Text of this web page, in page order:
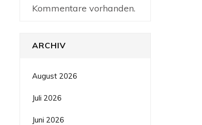
Kommentare vorhanden.
ARCHIV
August 2026
Juli 2026
Juni 2026